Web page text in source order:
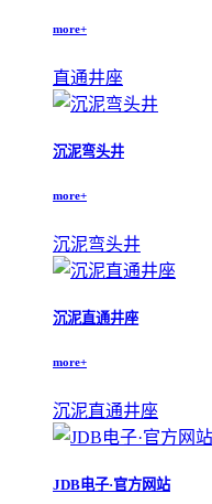
more+
直通井座
沉泥弯头井
more+
沉泥弯头井
沉泥直通井座
more+
沉泥直通井座
JDB电子·官方网站